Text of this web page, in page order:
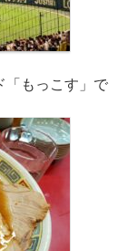
「もっこす」で